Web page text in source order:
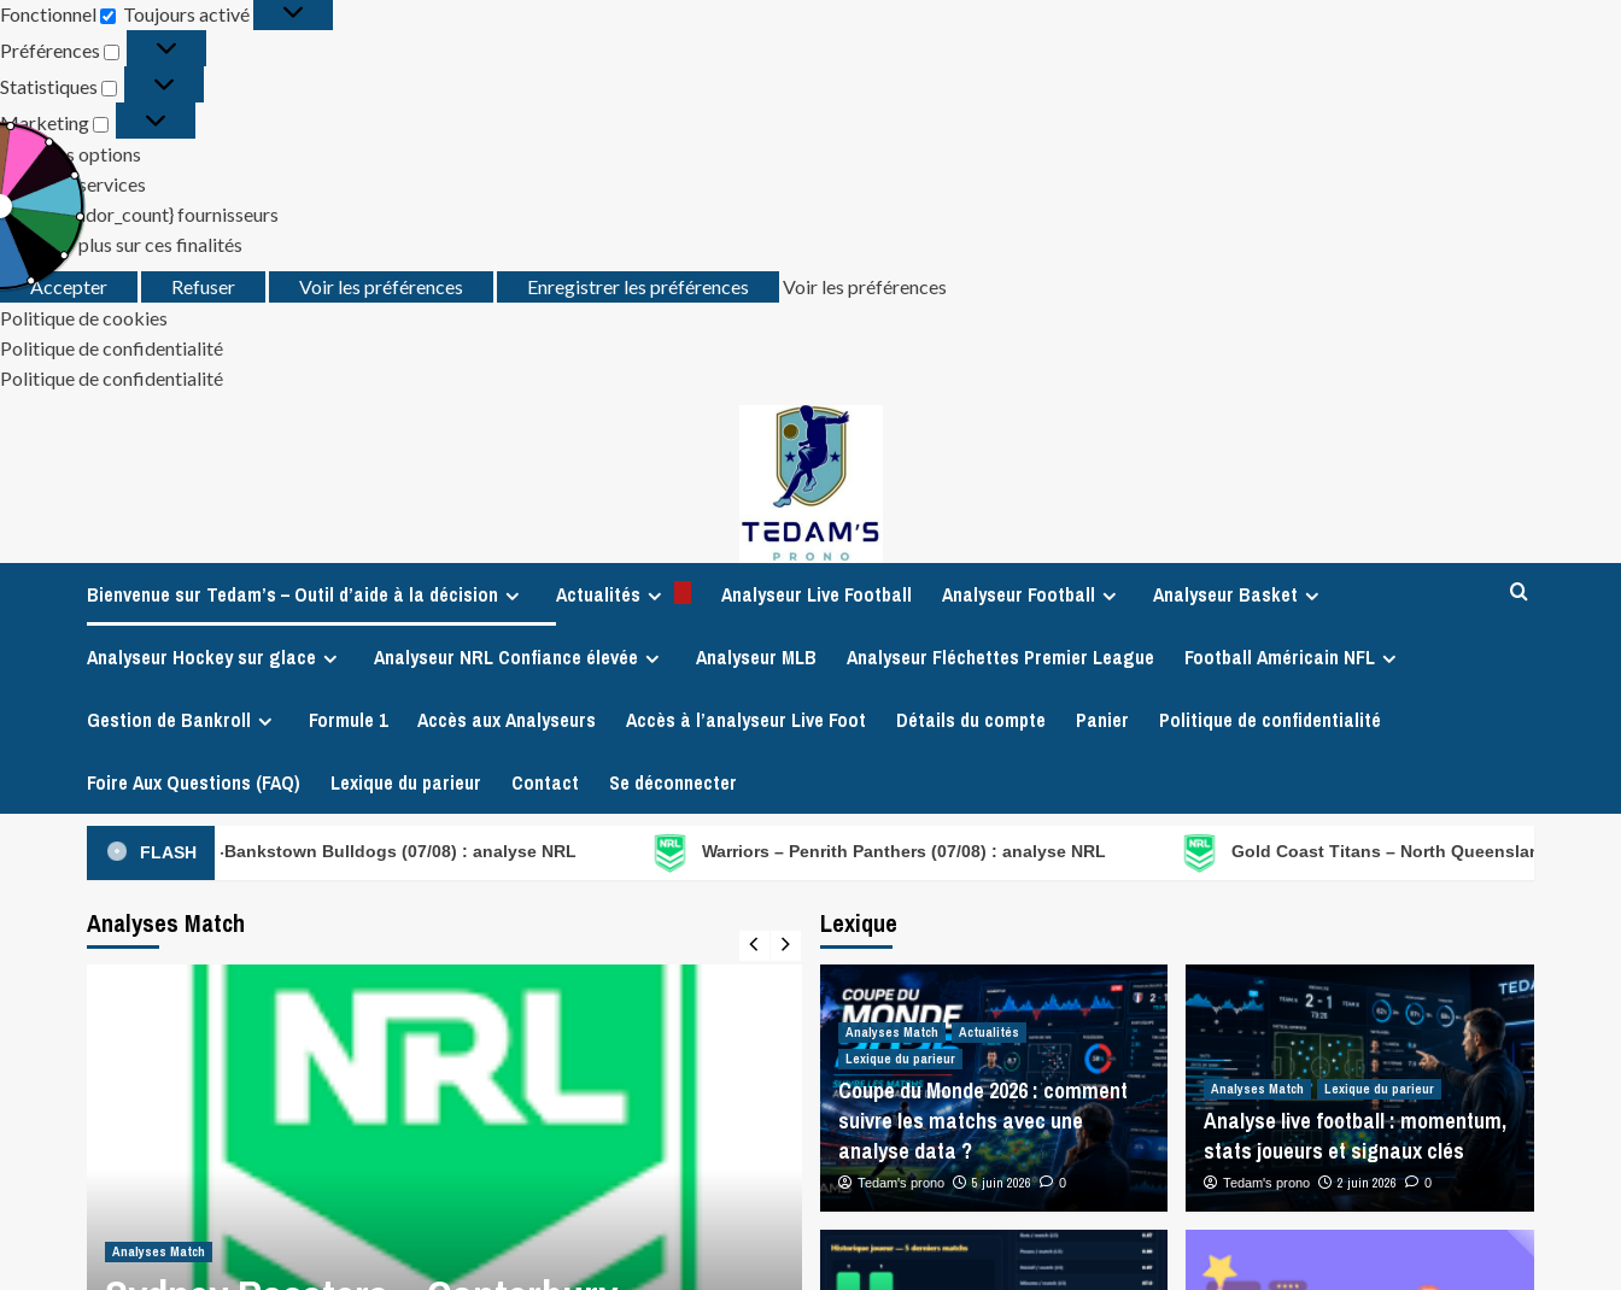
Fonctionnel
Fonctionnel
Toujours activé
Préférences
Préférences
Statistiques
Statistiques
Marketing
Marketing
Gérer les options
Gérer les services
Gérer {vendor_count} fournisseurs
En savoir plus sur ces finalités
Accepter
Refuser Voir les préférences Enregistrer les préférences
Voir les préférences
Politique de cookies
Politique de confidentialité
Politique de confidentialité
Bienvenue sur Tedam’s – Outil d’aide à la décision Actualités Analyseur Live Football Analyseur Football Analyseur Basket
Analyseur Hockey sur glace Analyseur NRL Confiance élevée Analyseur MLB Analyseur Fléchettes Premier League Football Américain NFL
Gestion de Bankroll Formule 1 Accès aux Analyseurs Accès à l’analyseur Live Foot Détails du compte Panier Politique de confidentialité
Foire Aux Questions (FAQ) Lexique du parieur Contact Se déconnecter
FLASH
Canterbury-Bankstown Bulldogs (07/08) : analyse NRL Warriors – Penrith Panthers (07/08) : analyse NRL Gold Coast Titans – North Queensland Cowboys (06/08) :
Analyses Match
Analyses Match
Lexique
Analyses Match
Actualités
Lexique du parieur
Coupe du Monde 2026 : comment
suivre les matchs avec une
analyse data ?
Tedam's prono 5 juin 2026 0
Analyses Match Lexique du parieur
Analyse live football : momentum,
stats joueurs et signaux clés
Tedam's prono 2 juin 2026 0